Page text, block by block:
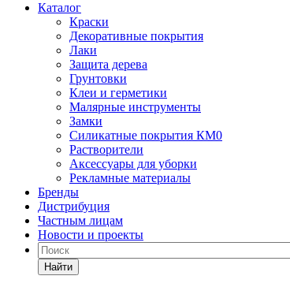
Каталог
Краски
Декоративные покрытия
Лаки
Защита дерева
Грунтовки
Клеи и герметики
Малярные инструменты
Замки
Силикатные покрытия КМ0
Растворители
Аксессуары для уборки
Рекламные материалы
Бренды
Дистрибуция
Частным лицам
Новости и проекты
Найти